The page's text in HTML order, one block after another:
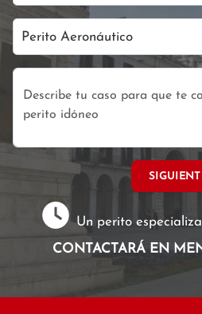
Perito Aeronáutico
Un perito
CONTACTARÁ EN